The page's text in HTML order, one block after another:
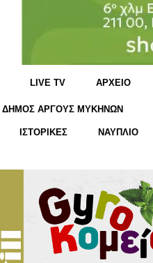
LIVE TV ΑΡΧΕΙΟ
ΔΗΜΟΣ ΑΡΓΟΥΣ ΜΥΚΗΝΩΝ
ΙΣΤΟΡΙΚΕΣ ΝΑΥΠΛΙΟ